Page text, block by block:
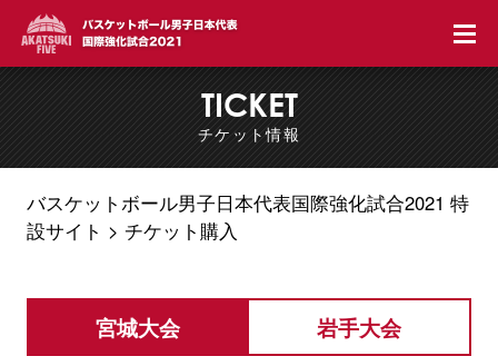
三
TICKET
チケット情報
バスケットボール男子日本代表国際強化試合2021 特
設サイト
チケット購入
宮城大会 岩手大会